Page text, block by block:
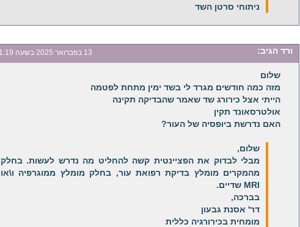
ניתוחי סרטן השד
ורד הגיב: 13 בפברואר 2025 בשעה 21:19
שלום
מזה כמה חודשים מגרד לי בשד ימין מתחת לפטמה
הייתי אצל כירורג שד שאמר שהבדיקה תקינה
אולטרסאונד תקין
האם נדרשת ביופסיה של העור?
שלום,
מבלי לבדוק את הפציינטית קשה להחליט מה נדרש לעשות. בחלק
מהמקרים מומלץ בדיקת רפואת עור, בחלק מומלץ ממוגרפיה ו\או
MRI שדיים.
בברכה,
דר' אסנת גבעון
מומחית בכירורגיה כללית